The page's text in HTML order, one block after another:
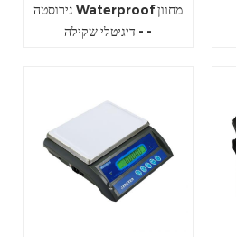
נירוסטה Waterproof מחוון
דיגיטלי שקילה - -